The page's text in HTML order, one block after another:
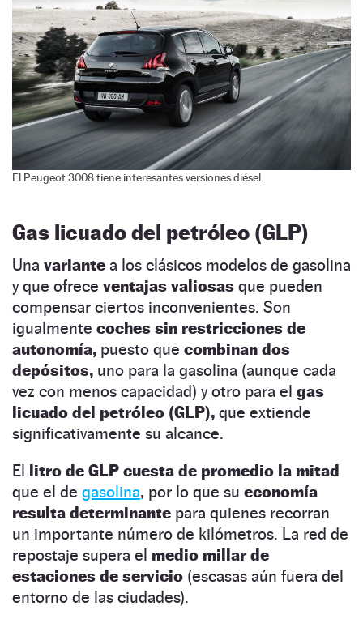
El Peugeot 3008 tiene interesantes versiones diésel.
Gas licuado del petróleo (GLP)
Una variante a los clásicos modelos de gasolina
y que ofrece ventajas valiosas que pueden
compensar ciertos inconvenientes. Son
igualmente coches sin restricciones de
autonomía, puesto que combinan dos
depósitos, uno para la gasolina (aunque cada
vez con menos capacidad) y otro para el gas
licuado del petróleo (GLP), que extiende
significativamente su alcance.
El litro de GLP cuesta de promedio la mitad
que el de gasolina, por lo que su economía
resulta determinante para quienes recorran
un importante número de kilómetros. La red de
repostaje supera el medio millar de
estaciones de servicio (escasas aún fuera del
entorno de las ciudades).